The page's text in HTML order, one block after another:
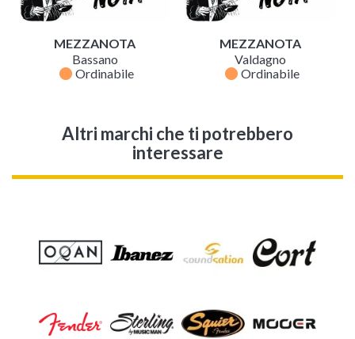
MEZZANOTA
Bassano
fiber_manual_record Ordinabile
MEZZANOTA
Valdagno
fiber_manual_record Ordinabile
Altri marchi che ti potrebbero
interessare